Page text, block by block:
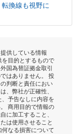
転換線も視野に
供している情報
を目的とするもので
国為替証拠金取引
はありません。 投
判断と責任におい
、弊社が正確性、
予告なしに内容を
商用目的で情報の
に加工すること、
は使用させること
なる損害について